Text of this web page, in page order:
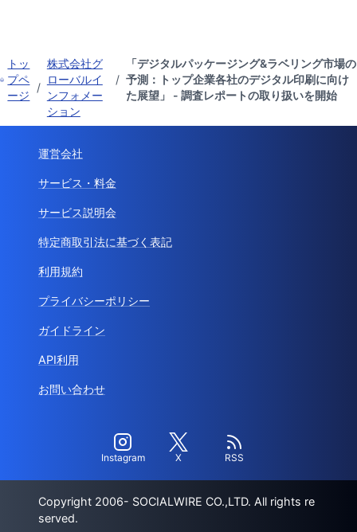
トッ
プペ
ージ
/
株式会社グ
ローバルイ
ンフォメー
ション
/
「デジタルパッケージング&ラベリング市場の
予測：トップ企業各社のデジタル印刷に向け
た展望」 - 調査レポートの取り扱いを開始
運営会社
サービス・料金
サービス説明会
特定商取引法に基づく表記
利用規約
プライバシーポリシー
ガイドライン
API利用
お問い合わせ
Instagram X RSS
Copyright 2006- SOCIALWIRE CO.,LTD. All rights re
served.